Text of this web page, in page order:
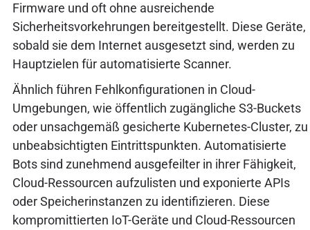
Firmware und oft ohne ausreichende
Sicherheitsvorkehrungen bereitgestellt. Diese Geräte,
sobald sie dem Internet ausgesetzt sind, werden zu
Hauptzielen für automatisierte Scanner.
Ähnlich führen Fehlkonfigurationen in Cloud-
Umgebungen, wie öffentlich zugängliche S3-Buckets
oder unsachgemäß gesicherte Kubernetes-Cluster, zu
unbeabsichtigten Eintrittspunkten. Automatisierte
Bots sind zunehmend ausgefeilter in ihrer Fähigkeit,
Cloud-Ressourcen aufzulisten und exponierte APIs
oder Speicherinstanzen zu identifizieren. Diese
kompromittierten IoT-Geräte und Cloud-Ressourcen